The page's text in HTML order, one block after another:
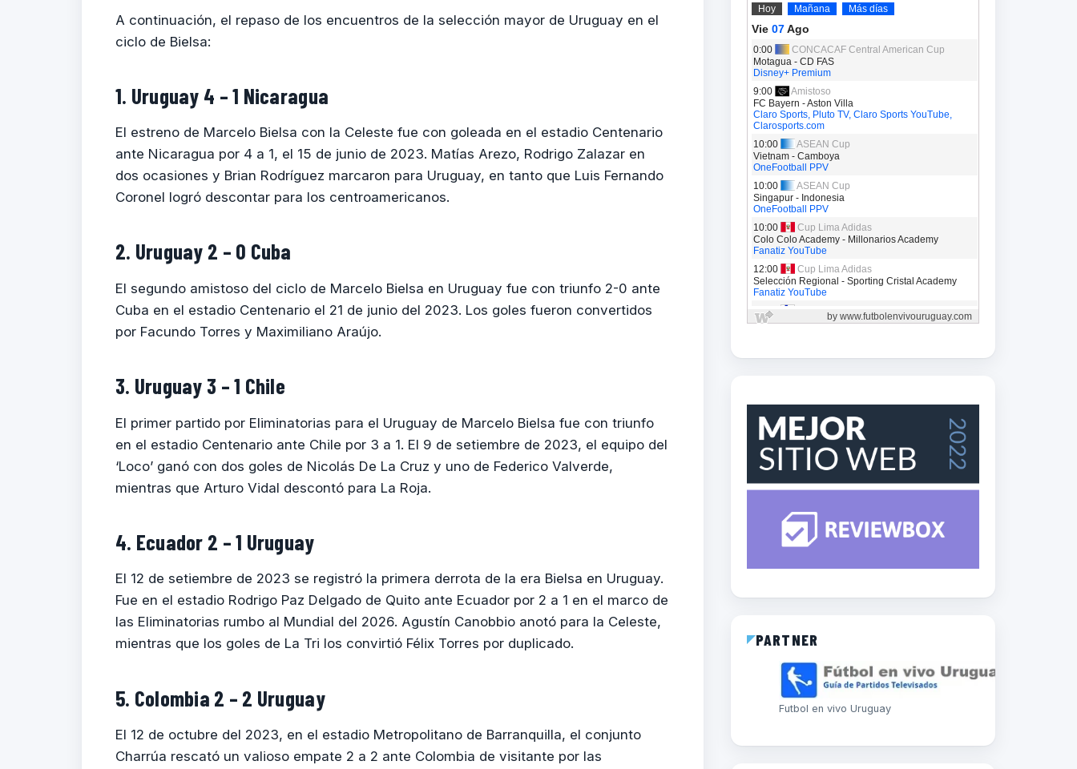
A continuación, el repaso de los encuentros de la selección mayor de Uruguay en el
ciclo de Bielsa:
1. Uruguay 4 – 1 Nicaragua
El estreno de Marcelo Bielsa con la Celeste fue con goleada en el estadio Centenario
ante Nicaragua por 4 a 1, el 15 de junio de 2023. Matías Arezo, Rodrigo Zalazar en
dos ocasiones y Brian Rodríguez marcaron para Uruguay, en tanto que Luis Fernando
Coronel logró descontar para los centroamericanos.
2. Uruguay 2 – 0 Cuba
El segundo amistoso del ciclo de Marcelo Bielsa en Uruguay fue con triunfo 2-0 ante
Cuba en el estadio Centenario el 21 de junio del 2023. Los goles fueron convertidos
por Facundo Torres y Maximiliano Araújo.
3. Uruguay 3 – 1 Chile
El primer partido por Eliminatorias para el Uruguay de Marcelo Bielsa fue con triunfo
en el estadio Centenario ante Chile por 3 a 1. El 9 de setiembre de 2023, el equipo del
‘Loco’ ganó con dos goles de Nicolás De La Cruz y uno de Federico Valverde,
mientras que Arturo Vidal descontó para La Roja.
4. Ecuador 2 – 1 Uruguay
El 12 de setiembre de 2023 se registró la primera derrota de la era Bielsa en Uruguay.
Fue en el estadio Rodrigo Paz Delgado de Quito ante Ecuador por 2 a 1 en el marco de
las Eliminatorias rumbo al Mundial del 2026. Agustín Canobbio anotó para la Celeste,
mientras que los goles de La Tri los convirtió Félix Torres por duplicado.
5. Colombia 2 – 2 Uruguay
El 12 de octubre del 2023, en el estadio Metropolitano de Barranquilla, el conjunto
Charrúa rescató un valioso empate 2 a 2 ante Colombia de visitante por las
PARTNER
Futbol en vivo Uruguay